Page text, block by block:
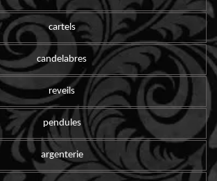
cartels
candelabres
reveils
pendules
argenterie